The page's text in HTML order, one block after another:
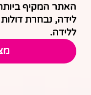
האתר המקיף ביותר
לידה, נבחרת
ללידה.